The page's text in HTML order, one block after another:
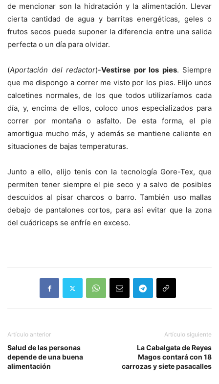
de mencionar son la hidratación y la alimentación. Llevar
cierta cantidad de agua y barritas energéticas, geles o
frutos secos puede suponer la diferencia entre una salida
perfecta o un día para olvidar.
(Aportación del redactor)-Vestirse por los pies. Siempre
que me dispongo a correr me visto por los pies. Elijo unos
calcetines normales, de los que todos utilizaríamos cada
día, y, encima de ellos, coloco unos especializados para
correr por montaña o asfalto. De esta forma, el pie
amortigua mucho más, y además se mantiene caliente en
situaciones de bajas temperaturas.
Junto a ello, elijo tenis con la tecnología Gore-Tex, que
permiten tener siempre el pie seco y a salvo de posibles
descuidos al pisar charcos o barro. También uso mallas
debajo de pantalones cortos, para así evitar que la zona
del cuádriceps se enfríe en exceso.
Artículo anterior
Salud de las personas
depende de una buena
alimentación
Artículo siguiente
La Cabalgata de Reyes
Magos contará con 18
carrozas y siete pasacalles